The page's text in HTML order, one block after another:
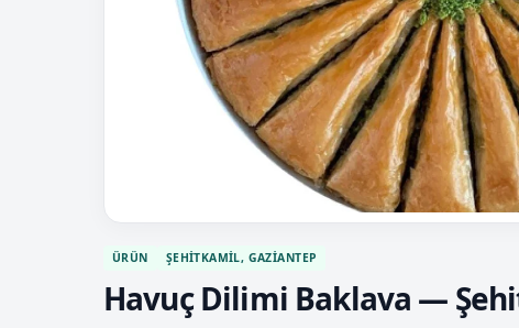
ÜRÜN ŞEHITKAMIL, GAZIANTEP
Havuç Dilimi Baklava —